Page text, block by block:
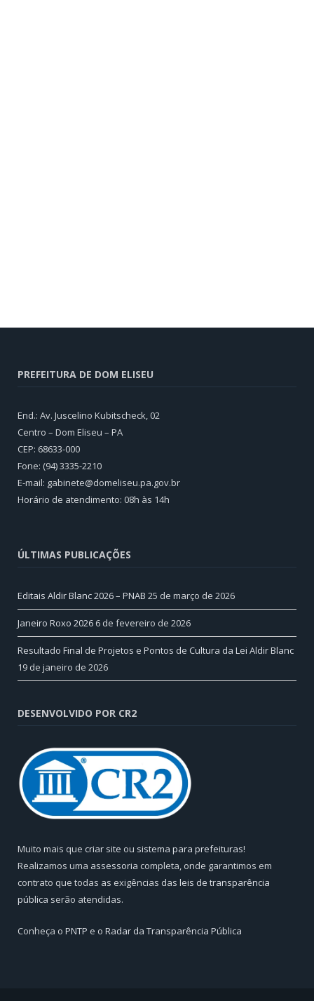
PREFEITURA DE DOM ELISEU
End.: Av. Juscelino Kubitscheck, 02
Centro – Dom Eliseu – PA
CEP: 68633-000
Fone: (94) 3335-2210
E-mail: gabinete@domeliseu.pa.gov.br
Horário de atendimento: 08h às 14h
ÚLTIMAS PUBLICAÇÕES
Editais Aldir Blanc 2026 – PNAB 25 de março de 2026
Janeiro Roxo 2026 6 de fevereiro de 2026
Resultado Final de Projetos e Pontos de Cultura da Lei Aldir Blanc
19 de janeiro de 2026
DESENVOLVIDO POR CR2
Muito mais que criar site ou sistema para prefeituras!
Realizamos uma assessoria completa, onde garantimos em
contrato que todas as exigências das leis de transparência
pública serão atendidas.
Conheça o PNTP e o Radar da Transparência Pública